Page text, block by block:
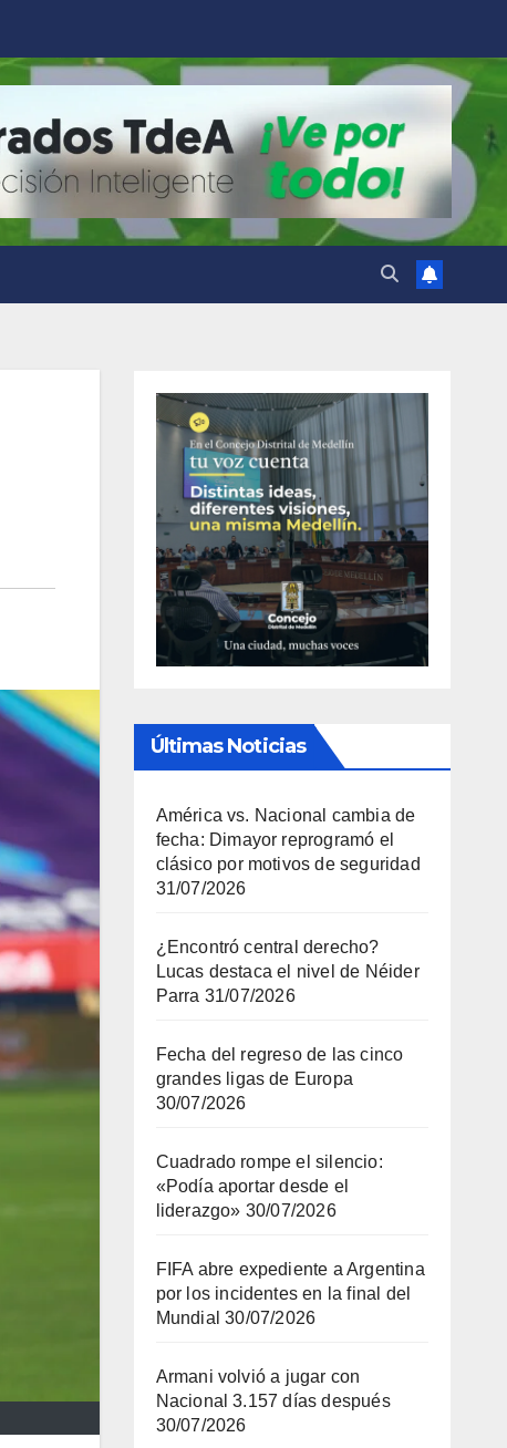
Últimas Noticias
América vs. Nacional cambia de
fecha: Dimayor reprogramó el
clásico por motivos de seguridad
31/07/2026
¿Encontró central derecho?
Lucas destaca el nivel de Néider
Parra 31/07/2026
Fecha del regreso de las cinco
grandes ligas de Europa
30/07/2026
Cuadrado rompe el silencio:
«Podía aportar desde el
liderazgo» 30/07/2026
FIFA abre expediente a Argentina
por los incidentes en la final del
Mundial 30/07/2026
Armani volvió a jugar con
Nacional 3.157 días después
30/07/2026